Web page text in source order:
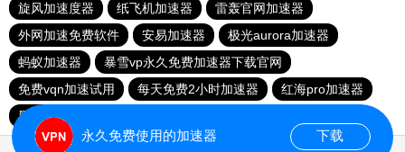
旋风加速度器
纸飞机加速器
雷轰官网加速器
外网加速免费软件
安易加速器
极光aurora加速器
蚂蚁加速器
暴雪vp永久免费加速器下载官网
免费vqn加速试用
每天免费2小时加速器
红海pro加速器
黑洞官网
永久免费使用的加速器 下载